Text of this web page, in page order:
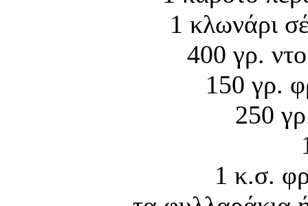
1 κλωνάρι
400 γρ.
150 γρ.
250
1 κ.σ.